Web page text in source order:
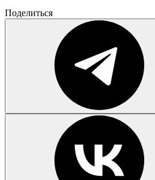
Поделиться